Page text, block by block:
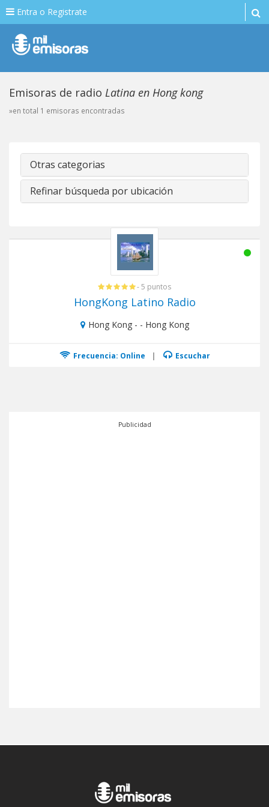
Entra o Registrate
Emisoras de radio Latina en Hong kong
»en total 1 emisoras encontradas
Otras categorias
Refinar búsqueda por ubicación
- 5 puntos
HongKong Latino Radio
Hong Kong - - Hong Kong
Frecuencia: Online | Escuchar
Publicidad